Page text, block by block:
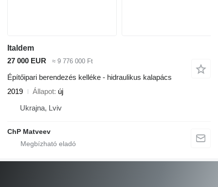
Italdem
27 000 EUR
≈ 9 776 000 Ft
Építőipari berendezés kelléke - hidraulikus kalapács
2019
Állapot új
Ukrajna, Lviv
ChP Matveev